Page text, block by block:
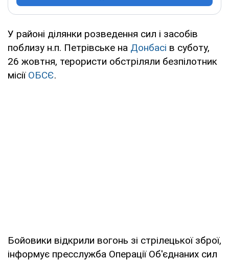
У районі ділянки розведення сил і засобів
поблизу н.п. Петрівське на Донбасі в суботу,
26 жовтня, терористи обстріляли безпілотник
місії ОБСЄ.
Бойовики відкрили вогонь зі стрілецької зброї,
інформує пресслужба Операції Об'єднаних сил